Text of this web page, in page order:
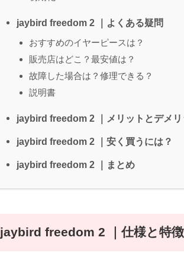
jaybird freedom 2 ｜よくある疑問
おすすめのイヤーピースは？
販売店はどこ？最安値は？
故障した場合は？修理できる？
説明書
jaybird freedom 2 ｜メリットとデメリ
jaybird freedom 2 ｜安く買うには？
jaybird freedom 2 ｜まとめ
jaybird freedom 2 ｜仕様と特徴